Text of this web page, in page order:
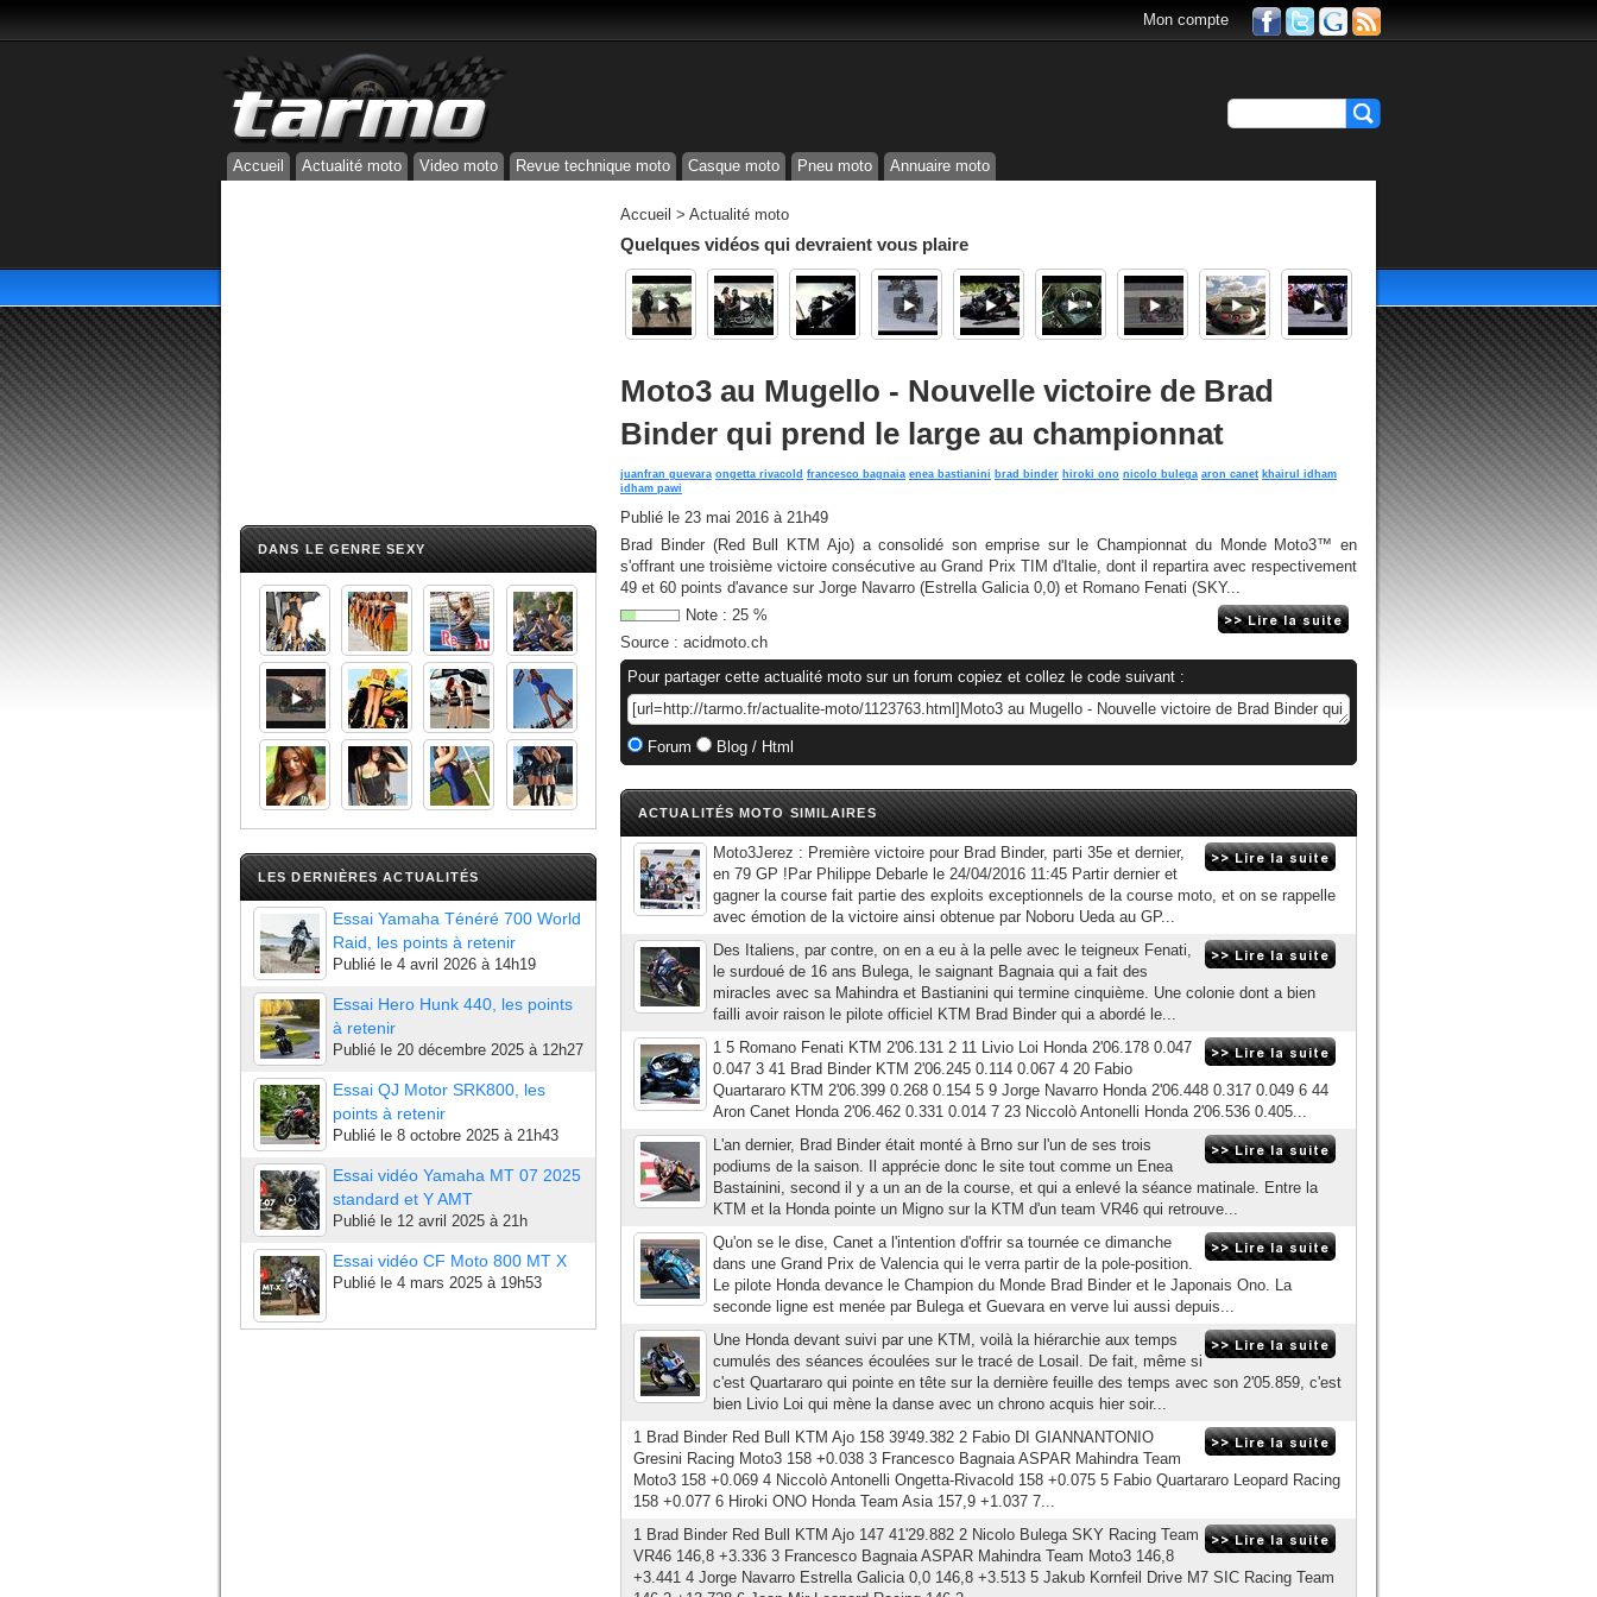
Mon compte
Accueil Actualité moto Video moto Revue technique moto Casque moto Pneu moto Annuaire moto
DANS LE GENRE SEXY
LES DERNIÈRES ACTUALITÉS
Essai Yamaha Ténéré 700 World
Raid, les points à retenir
Publié le 4 avril 2026 à 14h19
Essai Hero Hunk 440, les points
à retenir
Publié le 20 décembre 2025 à 12h27
Essai QJ Motor SRK800, les
points à retenir
Publié le 8 octobre 2025 à 21h43
Essai vidéo Yamaha MT 07 2025
standard et Y AMT
Publié le 12 avril 2025 à 21h
Essai vidéo CF Moto 800 MT X
Publié le 4 mars 2025 à 19h53
Accueil > Actualité moto
Quelques vidéos qui devraient vous plaire
Moto3 au Mugello - Nouvelle victoire de Brad
Binder qui prend le large au championnat
juanfran guevara ongetta rivacold francesco bagnaia enea bastianini brad binder hiroki ono nicolo bulega aron canet khairul idham
idham pawi
Publié le 23 mai 2016 à 21h49
Brad Binder (Red Bull KTM Ajo) a consolidé son emprise sur le Championnat du Monde Moto3™ en
s'offrant une troisième victoire consécutive au Grand Prix TIM d'Italie, dont il repartira avec respectivement
49 et 60 points d'avance sur Jorge Navarro (Estrella Galicia 0,0) et Romano Fenati (SKY...
Note : 25 %
Source : acidmoto.ch
Pour partager cette actualité moto sur un forum copiez et collez le code suivant :
Forum Blog / Html
ACTUALITÉS MOTO SIMILAIRES
Moto3Jerez : Première victoire pour Brad Binder, parti 35e et dernier,
en 79 GP !Par Philippe Debarle le 24/04/2016 11:45 Partir dernier et
gagner la course fait partie des exploits exceptionnels de la course moto, et on se rappelle
avec émotion de la victoire ainsi obtenue par Noboru Ueda au GP...
Des Italiens, par contre, on en a eu à la pelle avec le teigneux Fenati,
le surdoué de 16 ans Bulega, le saignant Bagnaia qui a fait des
miracles avec sa Mahindra et Bastianini qui termine cinquième. Une colonie dont a bien
failli avoir raison le pilote officiel KTM Brad Binder qui a abordé le...
1 5 Romano Fenati KTM 2'06.131 2 11 Livio Loi Honda 2'06.178 0.047
0.047 3 41 Brad Binder KTM 2'06.245 0.114 0.067 4 20 Fabio
Quartararo KTM 2'06.399 0.268 0.154 5 9 Jorge Navarro Honda 2'06.448 0.317 0.049 6 44
Aron Canet Honda 2'06.462 0.331 0.014 7 23 Niccolò Antonelli Honda 2'06.536 0.405...
L'an dernier, Brad Binder était monté à Brno sur l'un de ses trois
podiums de la saison. Il apprécie donc le site tout comme un Enea
Bastainini, second il y a un an de la course, et qui a enlevé la séance matinale. Entre la
KTM et la Honda pointe un Migno sur la KTM d'un team VR46 qui retrouve...
Qu'on se le dise, Canet a l'intention d'offrir sa tournée ce dimanche
dans une Grand Prix de Valencia qui le verra partir de la pole-position.
Le pilote Honda devance le Champion du Monde Brad Binder et le Japonais Ono. La
seconde ligne est menée par Bulega et Guevara en verve lui aussi depuis...
Une Honda devant suivi par une KTM, voilà la hiérarchie aux temps
cumulés des séances écoulées sur le tracé de Losail. De fait, même si
c'est Quartararo qui pointe en tête sur la dernière feuille des temps avec son 2'05.859, c'est
bien Livio Loi qui mène la danse avec un chrono acquis hier soir...
1 Brad Binder Red Bull KTM Ajo 158 39'49.382 2 Fabio DI GIANNANTONIO
Gresini Racing Moto3 158 +0.038 3 Francesco Bagnaia ASPAR Mahindra Team
Moto3 158 +0.069 4 Niccolò Antonelli Ongetta-Rivacold 158 +0.075 5 Fabio Quartararo Leopard Racing
158 +0.077 6 Hiroki ONO Honda Team Asia 157,9 +1.037 7...
1 Brad Binder Red Bull KTM Ajo 147 41'29.882 2 Nicolo Bulega SKY Racing Team
VR46 146,8 +3.336 3 Francesco Bagnaia ASPAR Mahindra Team Moto3 146,8
+3.441 4 Jorge Navarro Estrella Galicia 0,0 146,8 +3.513 5 Jakub Kornfeil Drive M7 SIC Racing Team